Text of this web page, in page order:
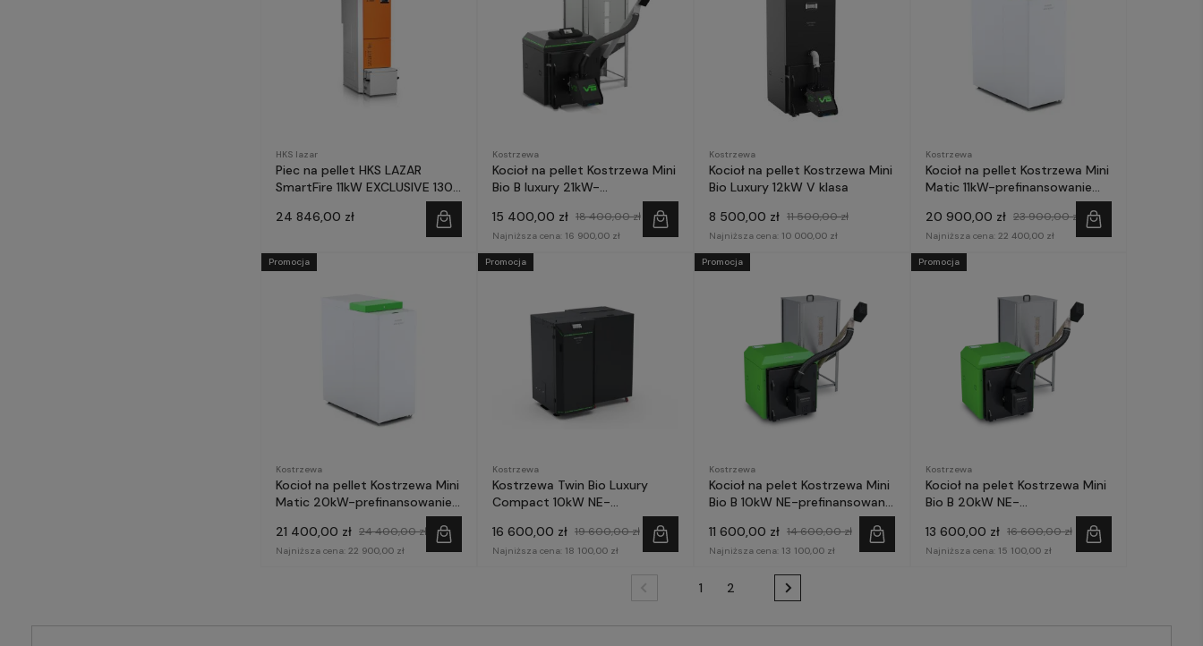
HKS lazar
Piec na pellet HKS LAZAR
SmartFire 11kW EXCLUSIVE 130l
- prefinansowanie Czyste
Powietrze
24 846,00 zł
Kostrzewa
Kocioł na pellet Kostrzewa Mini
Bio B luxury 21kW-
Powietrze
15 400,00 zł 18 400,00 zł
Najniższa cena: 16 900,00 zł
Kostrzewa
Kocioł na pellet Kostrzewa Mini
Bio Luxury 12kW V klasa
8 500,00 zł 11 500,00 zł
Najniższa cena: 10 000,00 zł
Kostrzewa
Kocioł na pellet Kostrzewa Mini
Matic 11kW-prefinansowanie
20 900,00 zł 23 900,00 zł
Najniższa cena: 22 400,00 zł
Kostrzewa
Kocioł na pellet Kostrzewa Mini
Matic 20kW-prefinansowanie
21 400,00 zł 24 400,00 zł
Najniższa cena: 22 900,00 zł
Promocja
Kostrzewa
Kostrzewa Twin Bio Luxury
Compact 10kW NE-
Powietrze
16 600,00 zł 19 600,00 zł
Najniższa cena: 18 100,00 zł
Promocja
Kostrzewa
Kocioł na pelet Kostrzewa Mini
Bio B 10kW NE-prefinansowanie
11 600,00 zł 14 600,00 zł
Najniższa cena: 13 100,00 zł
Promocja
Kostrzewa
Kocioł na pelet Kostrzewa Mini
Bio B 20kW NE-
Powietrze
13 600,00 zł 16 600,00 zł
Najniższa cena: 15 100,00 zł
Promocja
1 2